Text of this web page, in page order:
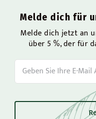
Melde dich für
Melde dich jetzt an
über 5 %, der für